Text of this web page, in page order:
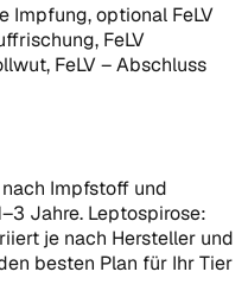
Impfung, optional FeLV
FeLV
FeLV – Abschluss
Impfstoff und
Jahre. Leptospirose:
je nach Hersteller und
besten Plan für Ihr Tier